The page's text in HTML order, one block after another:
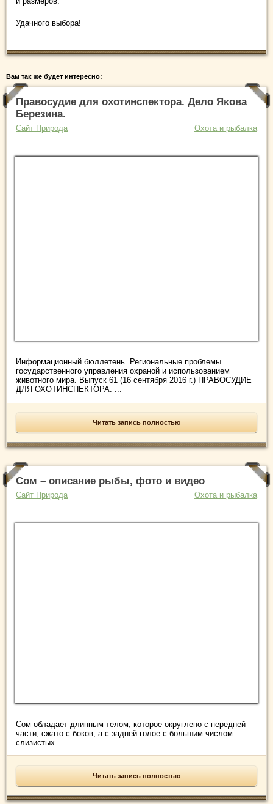
Удачного выбора!
Вам так же будет интересно:
Правосудие для охотинспектора. Дело Якова
Березина.
Сайт Природа Охота и рыбалка
Информационный бюллетень. Региональные проблемы
государственного управления охраной и использованием
животного мира. Выпуск 61 (16 сентября 2016 г.) ПРАВОСУДИЕ
ДЛЯ ОХОТИНСПЕКТОРА. ...
Читать запись полностью
Сом – описание рыбы, фото и видео
Сайт Природа Охота и рыбалка
Сом обладает длинным телом, которое округлено с передней
части, сжато с боков, а с задней голое с большим числом
слизистых ...
Читать запись полностью